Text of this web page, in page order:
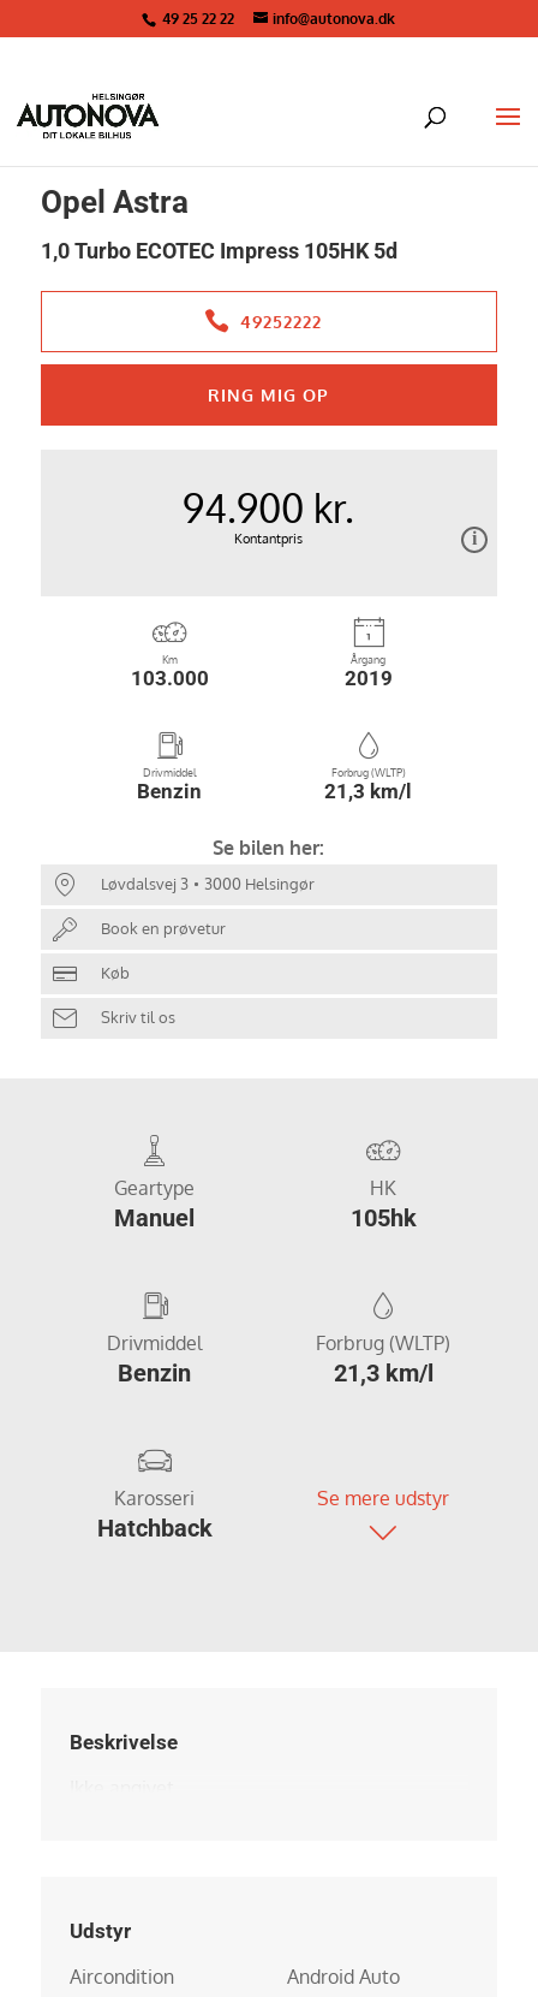
49 25 22 22 info@autonova.dk
<Tilbage til søgeresultat
Opel Astra
1,0 Turbo ECOTEC Impress 105HK 5d
49252222
RING MIG OP
94.900 kr.
Kontantpris
Km
103.000
Årgang
2019
Drivmiddel
Benzin
Forbrug (WLTP)
21,3 km/l
Se bilen her:
Løvdalsvej 3 3000 Helsingør
Book en prøvetur
Køb
Skriv til os
Geartype
Manuel
HK
105hk
Drivmiddel
Benzin
Forbrug (WLTP)
21,3 km/l
Karosseri
Hatchback
Se mere udstyr
Beskrivelse
Udstyr
Aircondition
Android Auto